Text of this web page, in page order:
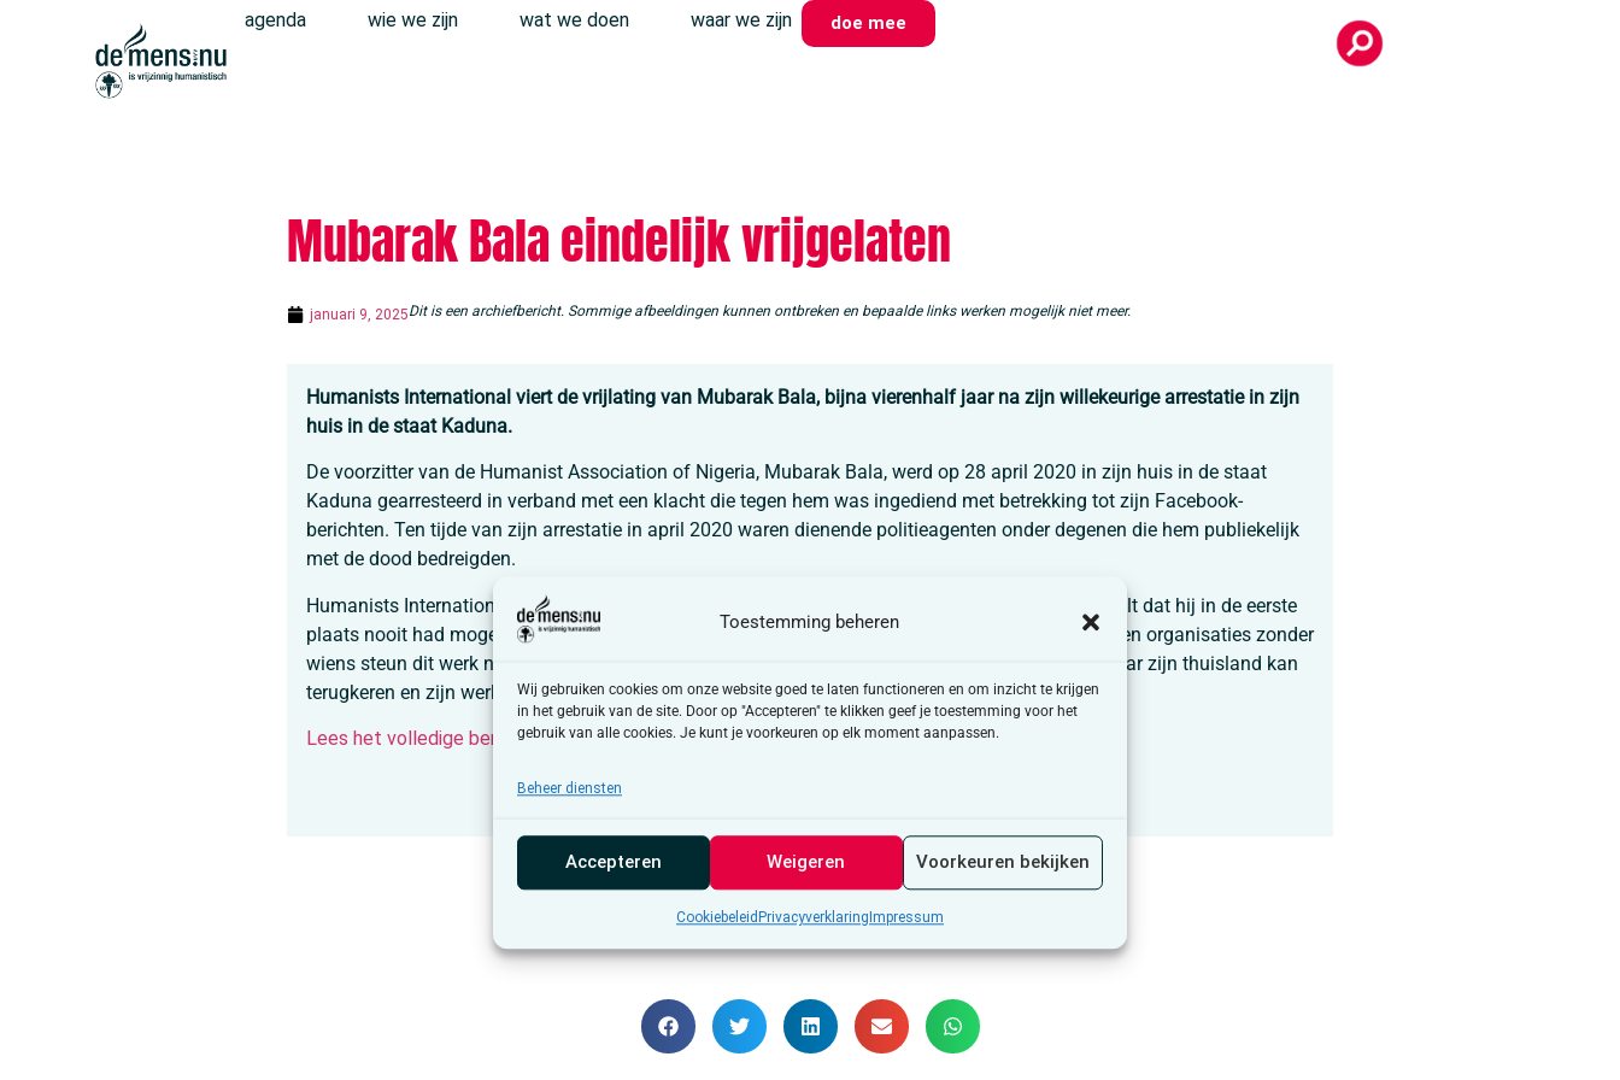
Toestemming beheren
Wij gebruiken cookies om onze website goed te laten functioneren en om inzicht te krijgen
in het gebruik van de site. Door op "Accepteren" te klikken geef je toestemming voor het
gebruik van alle cookies. Je kunt je voorkeuren op elk moment aanpassen.
Beheer diensten
Accepteren Weigeren Voorkeuren bekijken
Cookiebeleid Privacyverklaring Impressum
agenda wie we zijn wat we doen waar we zijn doe mee
Mubarak Bala eindelijk vrijgelaten
januari 9, 2025Dit is een archiefbericht. Sommige afbeeldingen kunnen ontbreken en bepaalde links werken mogelijk niet meer.
Humanists International viert de vrijlating van Mubarak Bala, bijna vierenhalf jaar na zijn willekeurige arrestatie in zijn
huis in de staat Kaduna.
De voorzitter van de Humanist Association of Nigeria, Mubarak Bala, werd op 28 april 2020 in zijn huis in de staat
Kaduna gearresteerd in verband met een klacht die tegen hem was ingediend met betrekking tot zijn Facebook-
berichten. Ten tijde van zijn arrestatie in april 2020 waren dienende politieagenten onder degenen die hem publiekelijk
met de dood bedreigden.
Humanists International verwelkomt het nieuws van de vrijlating van Mubarak Bala, maar herhaalt dat hij in de eerste
plaats nooit had mogen worden vastgehouden. De organisatie bedankt nogmaals alle personen en organisaties zonder
wiens steun dit werk niet mogelijk zou zijn geweest. De organisatie hoopt dat Bala op een dag naar zijn thuisland kan
terugkeren en zijn werk kan hervatten.
Lees het volledige bericht